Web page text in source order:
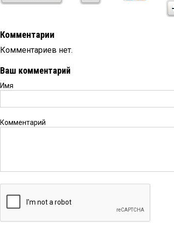
Комментарии
Комментариев нет.
Ваш комментарий
Имя
Комментарий